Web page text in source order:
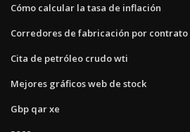
Cómo calcular la tasa de inflación
Corredores de fabricación por contrato
Cita de petróleo crudo wti
Mejores gráficos web de stock
Gbp qar xe